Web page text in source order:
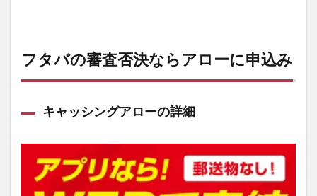
フタバの審査否決ならアローに申込み
キャッシングアローの詳細